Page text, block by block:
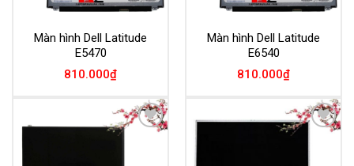
Màn hình Dell Latitude
E5470
810.000₫
Màn hình Dell Latitude
E6540
810.000₫